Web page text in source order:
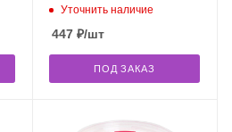
ВОЛШЕБНЫЙ МИР, S130-
Уточнить наличие
447₽/шт
ПОД ЗАКАЗ